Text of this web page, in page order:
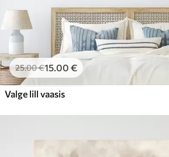
25.00€15.00 €
Valge lill vaasis